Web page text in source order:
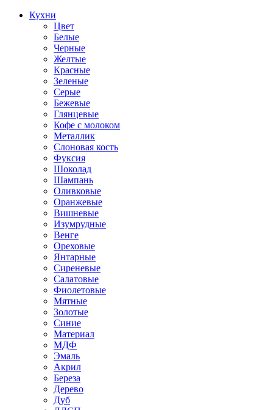
Кухни
Цвет
Белые
Черные
Желтые
Красные
Зеленые
Серые
Бежевые
Глянцевые
Кофе с молоком
Металлик
Слоновая кость
Фуксия
Шоколад
Шампань
Оливковые
Оранжевые
Вишневые
Изумрудные
Венге
Ореховые
Янтарные
Сиреневые
Салатовые
Фиолетовые
Мятные
Золотые
Синие
Материал
МДФ
Эмаль
Акрил
Береза
Дерево
Дуб